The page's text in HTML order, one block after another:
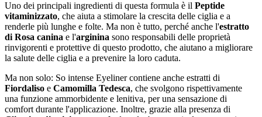
Uno dei principali ingredienti di questa formula è il Peptide
vitaminizzato, che aiuta a stimolare la crescita delle ciglia e a
renderle più lunghe e folte. Ma non è tutto, perché anche l'estratto
di Rosa canina e l'arginina sono responsabili delle proprietà
rinvigorenti e protettive di questo prodotto, che aiutano a migliorare
la salute delle ciglia e a prevenire la loro caduta.
Ma non solo: So intense Eyeliner contiene anche estratti di
Fiordaliso e Camomilla Tedesca, che svolgono rispettivamente
una funzione ammorbidente e lenitiva, per una sensazione di
comfort durante l'applicazione. Inoltre, grazie alla presenza di